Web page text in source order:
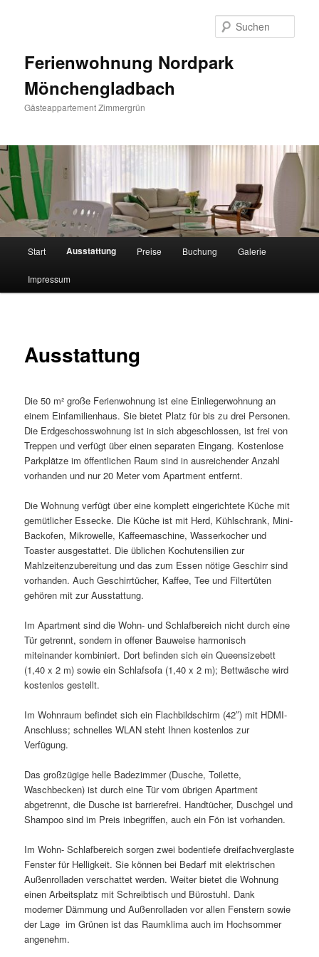
Ferienwohnung Nordpark
Mönchengladbach
Gästeappartement Zimmergrün
Start Ausstattung Preise Buchung Galerie
Impressum
Ausstattung
Die 50 m² große Ferienwohnung ist eine Einliegerwohnung an
einem Einfamilienhaus. Sie bietet Platz für bis zu drei Personen.
Die Erdgeschosswohnung ist in sich abgeschlossen, ist frei von
Treppen und verfügt über einen separaten Eingang. Kostenlose
Parkplätze im öffentlichen Raum sind in ausreichender Anzahl
vorhanden und nur 20 Meter vom Apartment entfernt.
Die Wohnung verfügt über eine komplett eingerichtete Küche mit
gemütlicher Essecke. Die Küche ist mit Herd, Kühlschrank, Mini-
Backofen, Mikrowelle, Kaffeemaschine, Wasserkocher und
Toaster ausgestattet. Die üblichen Kochutensilien zur
Mahlzeitenzubereitung und das zum Essen nötige Geschirr sind
vorhanden. Auch Geschirrtücher, Kaffee, Tee und Filtertüten
gehören mit zur Ausstattung.
Im Apartment sind die Wohn- und Schlafbereich nicht durch eine
Tür getrennt, sondern in offener Bauweise harmonisch
miteinander kombiniert. Dort befinden sich ein Queensizebett
(1,40 x 2 m) sowie ein Schlafsofa (1,40 x 2 m); Bettwäsche wird
kostenlos gestellt.
Im Wohnraum befindet sich ein Flachbildschirm (42″) mit HDMI-
Anschluss; schnelles WLAN steht Ihnen kostenlos zur
Verfügung.
Das großzügige helle Badezimmer (Dusche, Toilette,
Waschbecken) ist durch eine Tür vom übrigen Apartment
abgetrennt, die Dusche ist barrierefrei. Handtücher, Duschgel und
Shampoo sind im Preis inbegriffen, auch ein Fön ist vorhanden.
Im Wohn- Schlafbereich sorgen zwei bodentiefe dreifachverglaste
Fenster für Helligkeit. Sie können bei Bedarf mit elektrischen
Außenrolladen verschattet werden. Weiter bietet die Wohnung
einen Arbeitsplatz mit Schreibtisch und Bürostuhl. Dank
moderner Dämmung und Außenrolladen vor allen Fenstern sowie
der Lage im Grünen ist das Raumklima auch im Hochsommer
angenehm.